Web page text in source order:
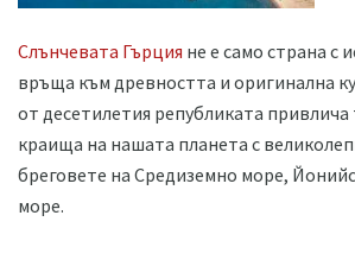
Слънчевата Гърция не е само страна с
връща към древността и оригинална
от десетилетия републиката привлича
краища на нашата планета с
бреговете на Средиземно море,
море.